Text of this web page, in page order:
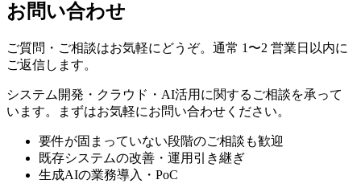
お問い合わせ
ご質問・ご相談はお気軽にどうぞ。通常 1〜2 営業日以内に
ご返信します。
システム開発・クラウド・AI活用に関するご相談を承って
います。まずはお気軽にお問い合わせください。
要件が固まっていない段階のご相談も歓迎
既存システムの改善・運用引き継ぎ
生成AIの業務導入・PoC